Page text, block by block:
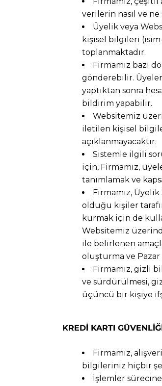
verilerin nasıl ve
Üyelik veya
kişisel bilgileri
toplanmaktadır.
Firmamız bazı
gönderebilir.
yaptıktan sonra
bildirim yapabilir.
Websitemiz
iletilen kişisel
açıklanmayacaktır.
Sistemle ilgili
için, Firmamız,
tanımlamak ve
Firmamız,
olduğu kişiler
kurmak için de
Websitemiz
ile belirlenen
oluşturma ve Pazar
Firmamız, gizli
ve sürdürülmesi,
üçüncü bir kişiye
KREDİ KARTI
Firmamız,
bilgileriniz hiçbir
İşlemler